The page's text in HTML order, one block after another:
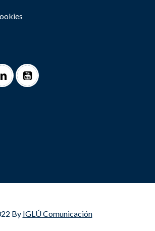
By IGLÚ Comunicación